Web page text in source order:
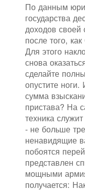
По данным
государства
доходов своей
после того,
Для этого
снова
сделайте
опустите
сумма
пристава? На
техника
- не больше
ненавидящие
побоятся
представлен
мощными
получается: